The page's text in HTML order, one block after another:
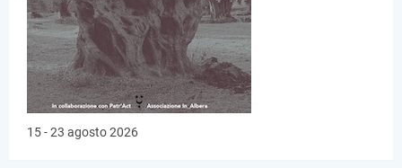
15 - 23 agosto 2026